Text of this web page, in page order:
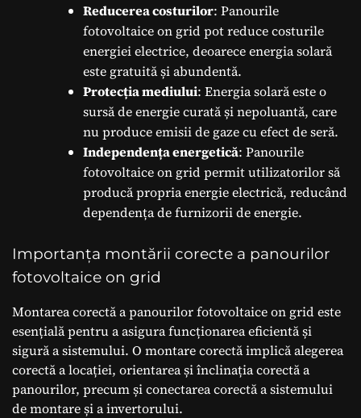
Reducerea costurilor: Panourile
fotovoltaice on grid pot reduce costurile
energiei electrice, deoarece energia solară
este gratuită și abundentă.
Protecția mediului: Energia solară este o
sursă de energie curată și nepoluantă, care
nu produce emisii de gaze cu efect de seră.
Independența energetică: Panourile
fotovoltaice on grid permit utilizatorilor să
producă propria energie electrică, reducând
dependența de furnizorii de energie.
Importanța montării corecte a panourilor
fotovoltaice on grid
Montarea corectă a panourilor fotovoltaice on grid este
esențială pentru a asigura funcționarea eficientă și
sigură a sistemului. O montare corectă implică alegerea
corectă a locației, orientarea și înclinația corectă a
panourilor, precum și conectarea corectă a sistemului
de montare și a invertorului.